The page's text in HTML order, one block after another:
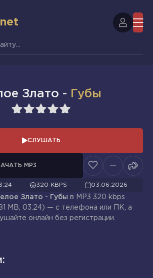
Злато - Губы
5
СЛУШАТЬ
MP3
320 KBPS 03.06.2026
Злато - Губы в MP3 320 kbps
MB, 03:24) — с телефона или ПК, а
онлайн без регистрации.